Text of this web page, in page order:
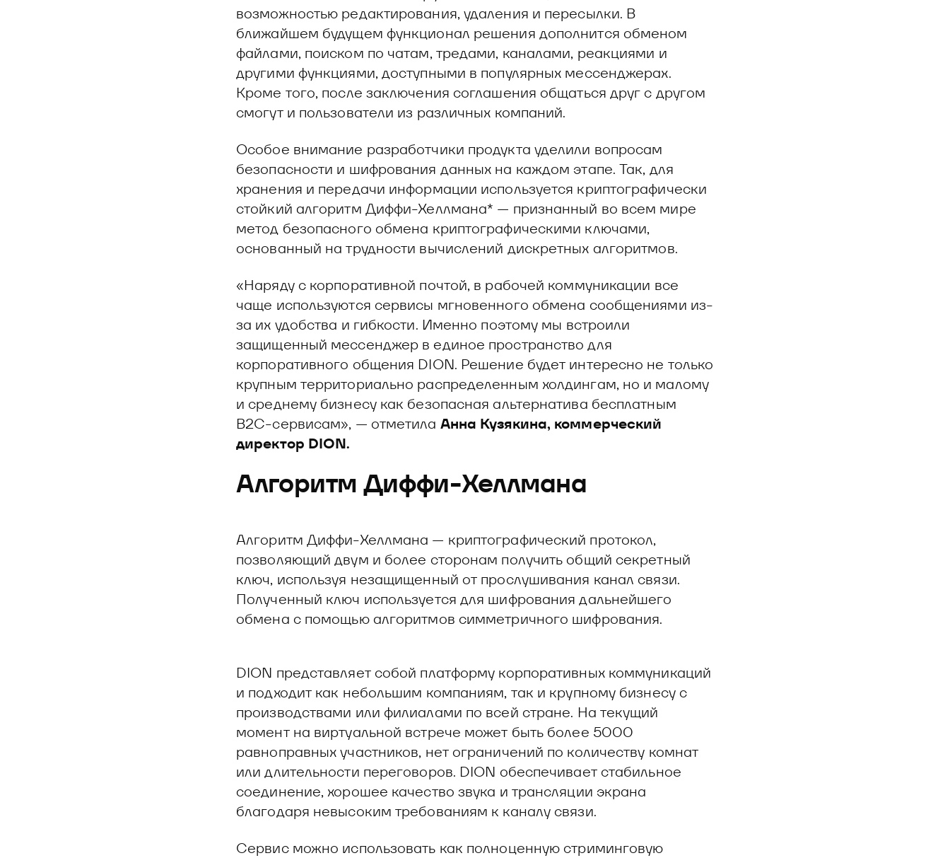
возможностью редактирования, удаления и пересылки. В
ближайшем будущем функционал решения дополнится обменом
файлами, поиском по чатам, тредами, каналами, реакциями и
другими функциями, доступными в популярных мессенджерах.
Кроме того, после заключения соглашения общаться друг с другом
смогут и пользователи из различных компаний.
Особое внимание разработчики продукта уделили вопросам
безопасности и шифрования данных на каждом этапе. Так, для
хранения и передачи информации используется криптографически
стойкий алгоритм Диффи-Хеллмана* — признанный во всем мире
метод безопасного обмена криптографическими ключами,
основанный на трудности вычислений дискретных алгоритмов.
«Наряду с корпоративной почтой, в рабочей коммуникации все
чаще используются сервисы мгновенного обмена сообщениями из-
за их удобства и гибкости. Именно поэтому мы встроили
защищенный мессенджер в единое пространство для
корпоративного общения DION. Решение будет интересно не только
крупным территориально распределенным холдингам, но и малому
и среднему бизнесу как безопасная альтернатива бесплатным
B2C-сервисам», — отметила Анна Кузякина, коммерческий
директор DION.
Алгоритм Диффи-Хеллмана
Алгоритм Диффи-Хеллмана — криптографический протокол,
позволяющий двум и более сторонам получить общий секретный
ключ, используя незащищенный от прослушивания канал связи.
Полученный ключ используется для шифрования дальнейшего
обмена с помощью алгоритмов симметричного шифрования.
DION представляет собой платформу корпоративных коммуникаций
и подходит как небольшим компаниям, так и крупному бизнесу с
производствами или филиалами по всей стране. На текущий
момент на виртуальной встрече может быть более 5000
равноправных участников, нет ограничений по количеству комнат
или длительности переговоров. DION обеспечивает стабильное
соединение, хорошее качество звука и трансляции экрана
благодаря невысоким требованиям к каналу связи.
Сервис можно использовать как полноценную стриминговую